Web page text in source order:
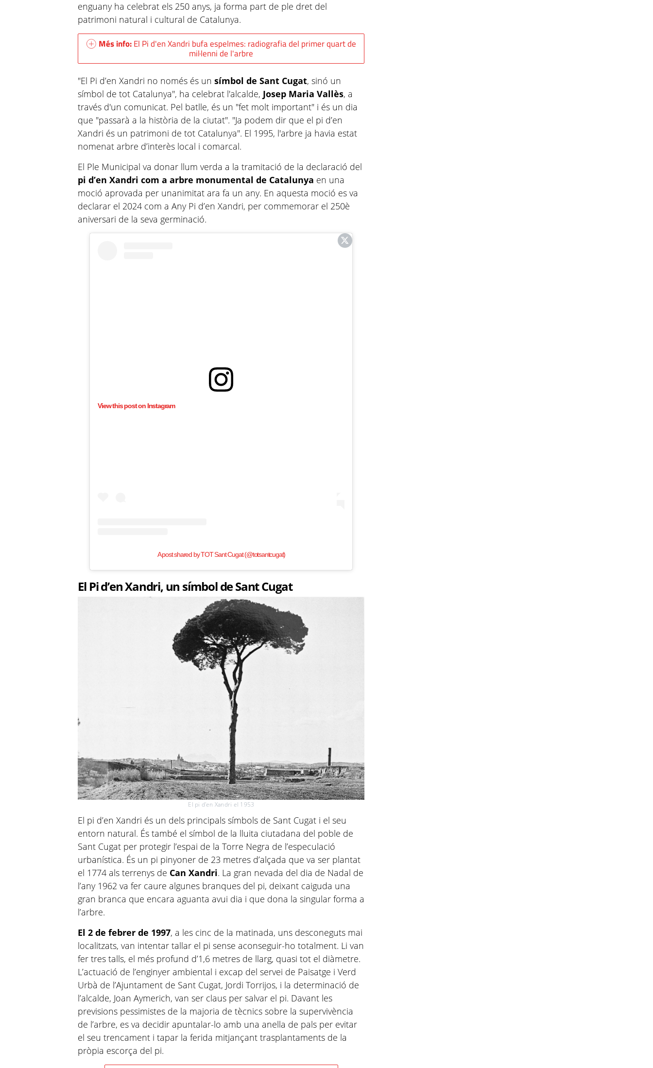
enguany ha celebrat els 250 anys, ja forma part de ple dret del
patrimoni natural i cultural de Catalunya.
Més info:El Pi d'en Xandri bufa espelmes: radiografia del primer quart de
mil·lenni de l'arbre
"El Pi d’en Xandri no només és un símbol de Sant Cugat, sinó un
símbol de tot Catalunya", ha celebrat l'alcalde, Josep Maria Vallès, a
través d'un comunicat. Pel batlle, és un "fet molt important" i és un dia
que "passarà a la història de la ciutat". "Ja podem dir que el pi d’en
Xandri és un patrimoni de tot Catalunya". El 1995, l'arbre ja havia estat
nomenat arbre d’interès local i comarcal.
El Ple Municipal va donar llum verda a la tramitació de la declaració del
pi d’en Xandri com a arbre monumental de Catalunya en una
moció aprovada per unanimitat ara fa un any. En aquesta moció es va
declarar el 2024 com a Any Pi d’en Xandri, per commemorar el 250è
aniversari de la seva germinació.
View this post on Instagram
A post shared by TOT Sant Cugat (@totsantcugat)
El Pi d’en Xandri, un símbol de Sant Cugat
El pi d'en Xandri el 1953
El pi d’en Xandri és un dels principals símbols de Sant Cugat i el seu
entorn natural. És també el símbol de la lluita ciutadana del poble de
Sant Cugat per protegir l’espai de la Torre Negra de l’especulació
urbanística. És un pi pinyoner de 23 metres d’alçada que va ser plantat
el 1774 als terrenys de Can Xandri. La gran nevada del dia de Nadal de
l’any 1962 va fer caure algunes branques del pi, deixant caiguda una
gran branca que encara aguanta avui dia i que dona la singular forma a
l’arbre.
El 2 de febrer de 1997, a les cinc de la matinada, uns desconeguts mai
localitzats, van intentar tallar el pi sense aconseguir-ho totalment. Li van
fer tres talls, el més profund d’1,6 metres de llarg, quasi tot el diàmetre.
L’actuació de l’enginyer ambiental i excap del servei de Paisatge i Verd
Urbà de l’Ajuntament de Sant Cugat, Jordi Torrijos, i la determinació de
l’alcalde, Joan Aymerich, van ser claus per salvar el pi. Davant les
previsions pessimistes de la majoria de tècnics sobre la supervivència
de l’arbre, es va decidir apuntalar-lo amb una anella de pals per evitar
el seu trencament i tapar la ferida mitjançant trasplantaments de la
pròpia escorça del pi.